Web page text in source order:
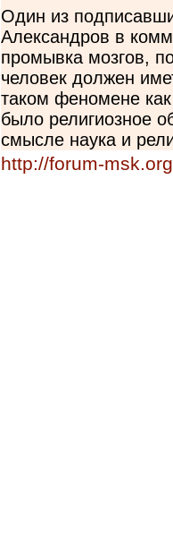
Один из
Александров в
промывка мозгов,
человек должен
таком феномене
было религиозное
смысле наука и
http://forum-